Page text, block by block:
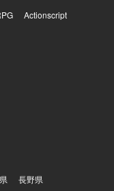
Actionscript
長野県